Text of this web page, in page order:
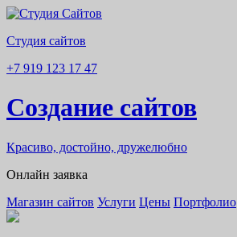
Студия сайтов
+7 919 123 17 47
Создание сайтов
Красиво, достойно, дружелюбно
Онлайн заявка
Магазин сайтов Услуги Цены Портфолио